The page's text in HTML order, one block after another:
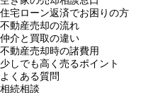
住宅ローン返済でお困りの方
不動産売却の流れ
仲介と買取の違い
不動産売却時の諸費用
少しでも高く売るポイント
よくある質問
相続相談